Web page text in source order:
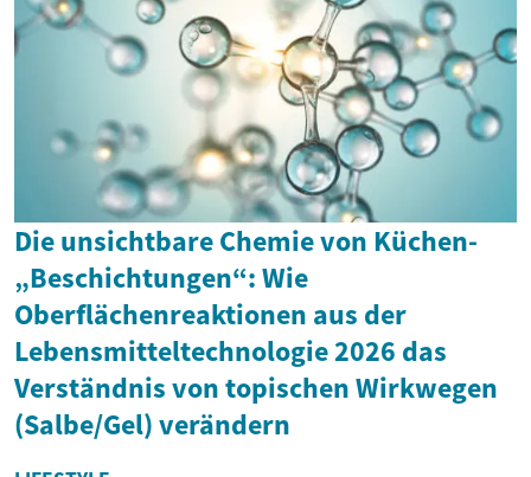
Die unsichtbare Chemie von Küchen-
„Beschichtungen“: Wie
Oberflächenreaktionen aus der
Lebensmitteltechnologie 2026 das
Verständnis von topischen Wirkwegen
(Salbe/Gel) verändern